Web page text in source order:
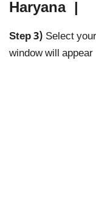
Haryana|
Step 3) Select
window will appear